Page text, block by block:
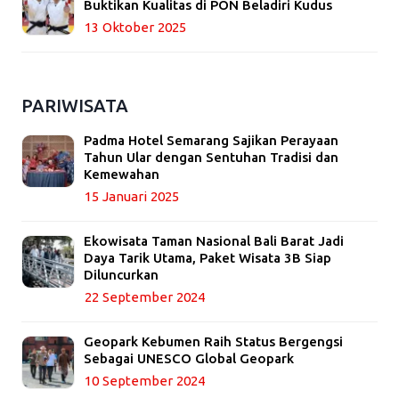
Buktikan Kualitas di PON Beladiri Kudus
13 Oktober 2025
PARIWISATA
Padma Hotel Semarang Sajikan Perayaan
Tahun Ular dengan Sentuhan Tradisi dan
Kemewahan
15 Januari 2025
Ekowisata Taman Nasional Bali Barat Jadi
Daya Tarik Utama, Paket Wisata 3B Siap
Diluncurkan
22 September 2024
Geopark Kebumen Raih Status Bergengsi
Sebagai UNESCO Global Geopark
10 September 2024